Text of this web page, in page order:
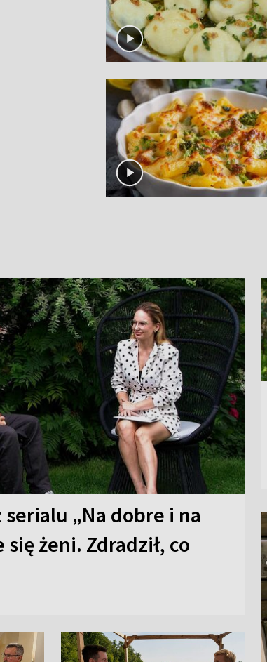
serialu „Na dobre i na
się żeni. Zdradził, co